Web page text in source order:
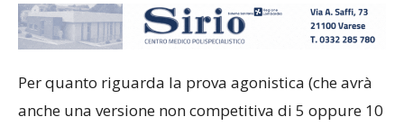
Per quanto riguarda la prova agonistica (che avrà
anche una versione non competitiva di 5 oppure 10